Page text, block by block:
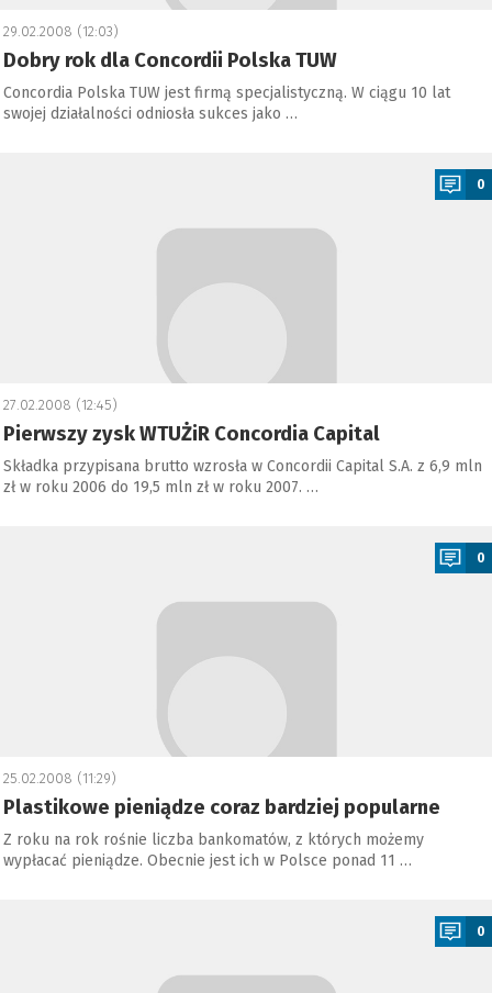
29.02.2008 (12:03)
Dobry rok dla Concordii Polska TUW
Concordia Polska TUW jest firmą specjalistyczną. W ciągu 10 lat
swojej działalności odniosła sukces jako …
0
27.02.2008 (12:45)
Pierwszy zysk WTUŻiR Concordia Capital
Składka przypisana brutto wzrosła w Concordii Capital S.A. z 6,9 mln
zł w roku 2006 do 19,5 mln zł w roku 2007. …
0
25.02.2008 (11:29)
Plastikowe pieniądze coraz bardziej popularne
Z roku na rok rośnie liczba bankomatów, z których możemy
wypłacać pieniądze. Obecnie jest ich w Polsce ponad 11 …
0